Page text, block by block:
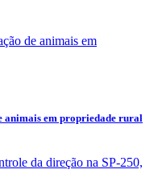
animais em propriedade rural